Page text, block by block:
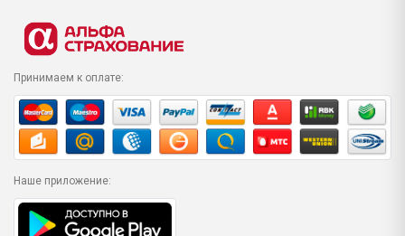
Принимаем к оплате:
Наше приложение: